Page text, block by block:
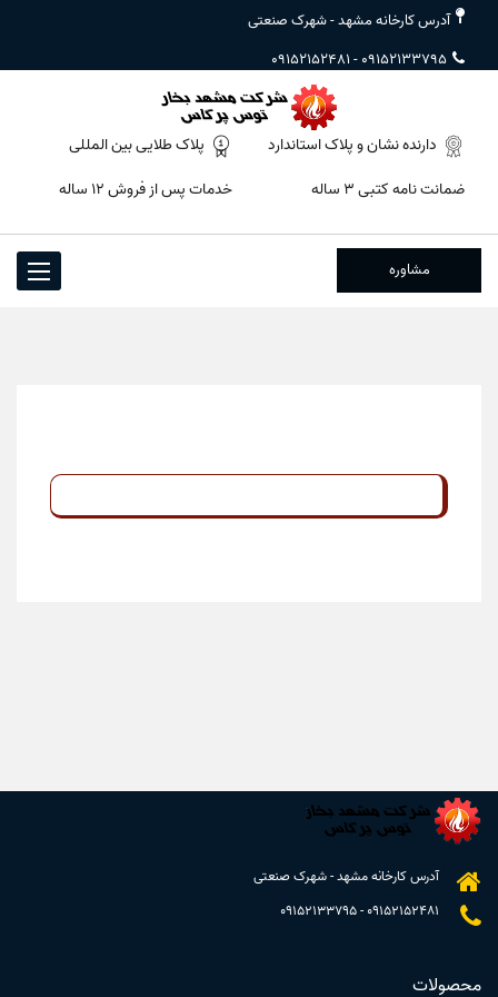
آدرس کارخانه مشهد - شهرک صنعتی
09152133795
-
09152152481
دارنده نشان و پلاک استاندارد
ضمانت نامه کتبی ۳ ساله
پلاک طلایی بین المللی
خدمات پس از فروش ۱۲ ساله
Toggle
مشاوره
آدرس کارخانه مشهد - شهرک صنعتی
09152152481
-
09152133795
محصولات